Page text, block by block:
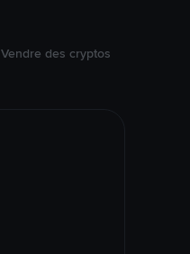
Vendre des cryptos